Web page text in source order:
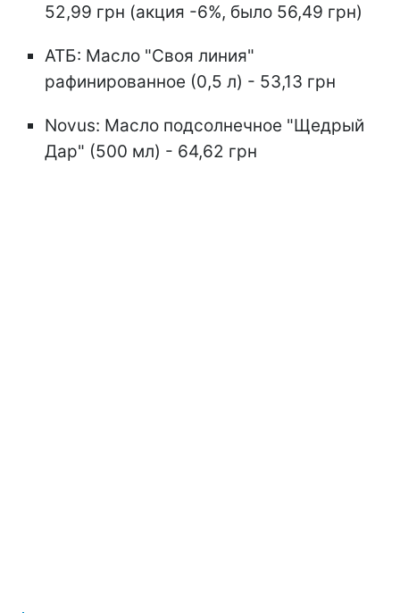
52,99 грн (акция -6%, было 56,49 грн)
АТБ: Масло "Своя линия"
рафинированное (0,5 л) - 53,13 грн
Novus: Масло подсолнечное "Щедрый
Дар" (500 мл) - 64,62 грн